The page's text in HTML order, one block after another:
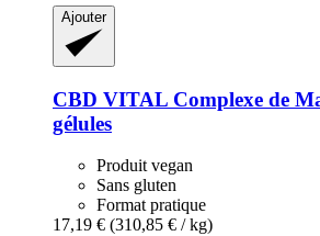
Ajouter
CBD VITAL Complexe de
gélules
Produit vegan
Sans gluten
Format pratique
17,19 € (310,85 € / kg)